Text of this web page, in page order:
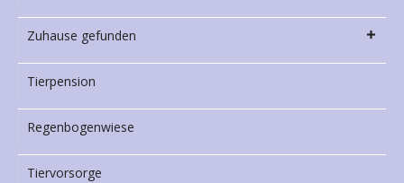
Zuhause gefunden
Tierpension
Regenbogenwiese
Tiervorsorge